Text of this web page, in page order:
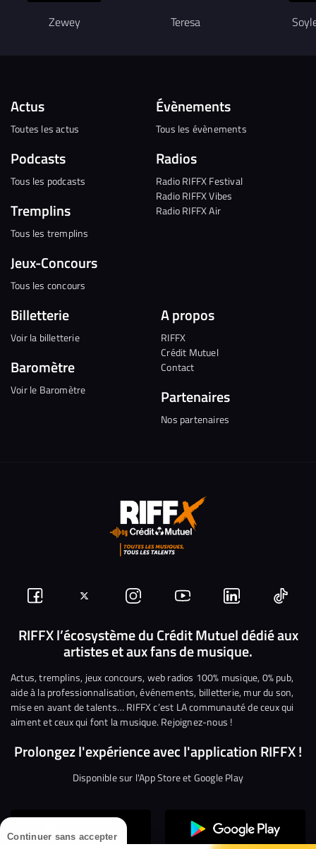
Continuer sans accepter
Zewey Teresa
Actus
Toutes les actus
Podcasts
Tous les podcasts
Tremplins
Tous les tremplins
Jeux-Concours
Tous les concours
Évènements
Tous les évènements
Radios
Radio RIFFX Festival
Radio RIFFX Vibes
Radio RIFFX Air
Billetterie
Voir la billetterie
Baromètre
Voir le Baromètre
A propos
RIFFX
Crédit Mutuel
Contact
Partenaires
Nos partenaires
Suivez-
nous
Facebook
Suivez-
nous
sur
Twitter
Nous
rejoindre
sur
Instagram
Nous
rejoindre
sur
YouTube
Nous
rejoindre
sur
Linkedin
Nous
RIFFX l’écosystème du Crédit Mutuel dédié aux
artistes et aux fans de musique.
Actus, tremplins, jeux concours, web radios 100% musique, 0% pub,
aide à la professionnalisation, événements, billetterie, mur du son,
mise en avant de talents… RIFFX c’est LA communauté de ceux qui
aiment et ceux qui font la musique. Rejoignez-nous !
Prolongez l'expérience avec l'application RIFFX !
Disponible sur l'App Store et Google Play